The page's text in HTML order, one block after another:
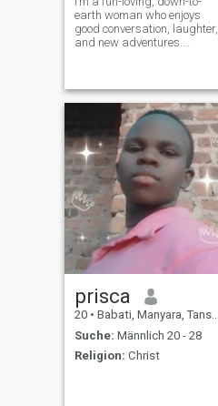
earth woman who enjoys
good conversation, laughter,
and new adventures.
always up for something
exciting. I love trying new
restaurants,
prisca
20 • Babati, Manyara, Tansania
Suche: Männlich 20 - 28
Religion: Christ